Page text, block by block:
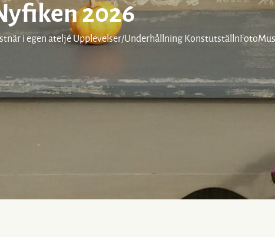
2026
i egen ateljé Upplevelser/Underhållning